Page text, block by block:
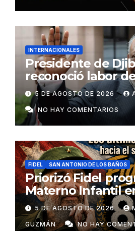
INTERNACIONALES
Presidente de
reconoció labor
colaboradores de
5 DE AGOSTO DE 2026
NO HAY COMENTARIOS
FIDEL SAN ANTONIO DE LOS BAÑOS
Priorizó Fidel
Materno Infantil
5 DE AGOSTO DE 2026
GUZMÁN NO HAY